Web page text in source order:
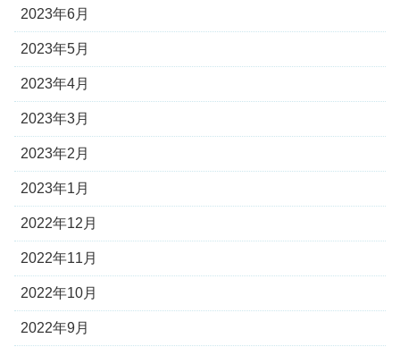
2023年6月
2023年5月
2023年4月
2023年3月
2023年2月
2023年1月
2022年12月
2022年11月
2022年10月
2022年9月